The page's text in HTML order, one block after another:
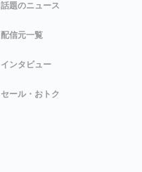
話題のニュース
配信元一覧
インタビュー
セール・おトク